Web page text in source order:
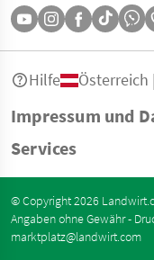
Impressum und
Services
Hilfe Österreich
© Copyright 2026
Angaben ohne Gewähr -
marktplatz@landwirt.com